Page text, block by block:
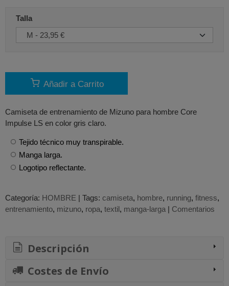
Talla
Añadir a Carrito
Camiseta de entrenamiento de Mizuno para hombre Core
Impulse LS en color gris claro.
Tejido técnico muy transpirable.
Manga larga.
Logotipo reflectante.
Categoría: HOMBRE | Tags: camiseta hombre running fitness
entrenamiento mizuno ropa textil manga-larga | Comentarios
Descripción
Costes de Envío